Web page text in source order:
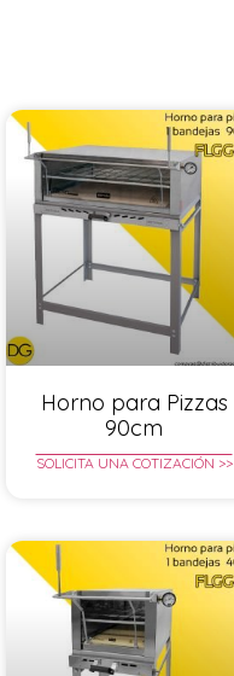
Horno para Pizzas
90cm
SOLICITA UNA COTIZACIÓN >>